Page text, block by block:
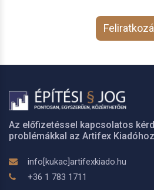
Az előfizetéssel kapcsolatos
problémákkal az Artifex
info[kukac]artifexkiado.hu
+36 1 783 1711